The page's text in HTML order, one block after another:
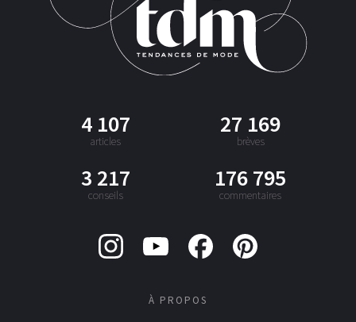
4 107
articles
27 169
brèves
3 217
conseils
176 795
commentaires
À PROPOS